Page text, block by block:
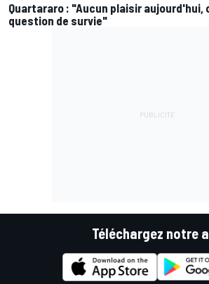
Quartararo : "Aucun plaisir aujourd'hui,
question de survie"
Téléchargez notre